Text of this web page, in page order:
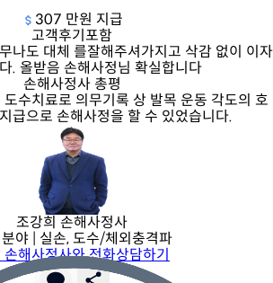
307 만원 지급
고객후기포함
나도 대체 를잘해주셔가지고 삭감 없이 이자
. 올받음 손해사정님 확실합니다
손해사정사 총평
수치료로 의무기록 상 발목 운동 각도의 호
급으로 손해사정을 할 수 있었습니다.
조강희 손해사정사
야 |
실손, 도수/체외충격파
손해사정사와 전화상담하기